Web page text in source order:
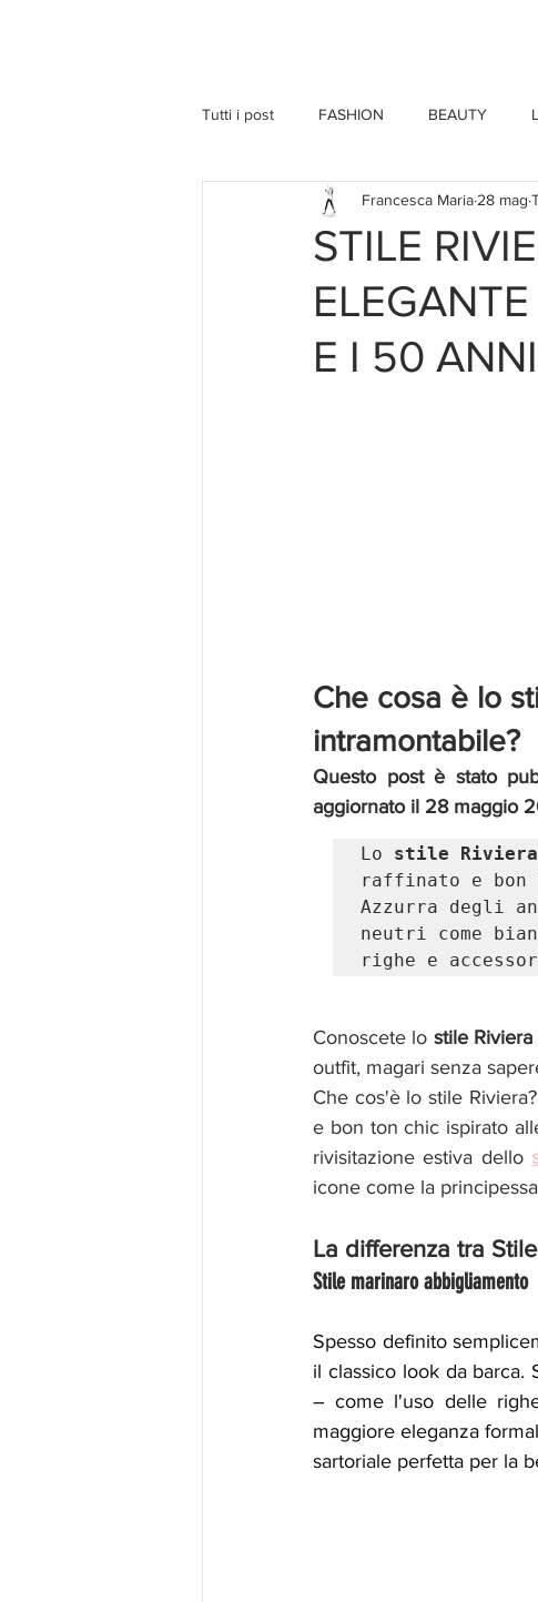
Tutti i post FASHION BEAUTY
STILE
E I 50 ANNI
Francesca Maria 28 mag
Che cosa è lo
intramontabile?
Questo post è stato
aggiornato il 28 maggio
Lo stile Riviera
raffinato e bon
Azzurra degli
neutri come
righe e
Conoscete lo stile
outfit, magari senza
Che cos'è lo stile
e bon ton chic ispirato
rivisitazione estiva dello
icone come la
La differenza tra
Stile marinaro abbigliamento
Spesso definito
il classico look da barca.
– come l'uso delle
maggiore eleganza
sartoriale perfetta per la